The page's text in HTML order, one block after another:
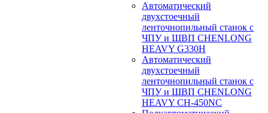
Автоматический
двухстоечный
ленточнопильный станок с
ЧПУ и ШВП CHENLONG
HEAVY G330H
Автоматический
двухстоечный
ленточнопильный станок с
ЧПУ и ШВП CHENLONG
HEAVY CH-450NC